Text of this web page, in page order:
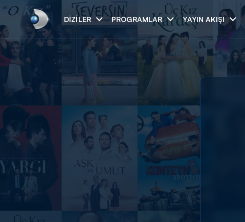
DIZILER PROGRAMLAR YAYIN AKIŞI
Arama
ARAMA SONUÇLARI